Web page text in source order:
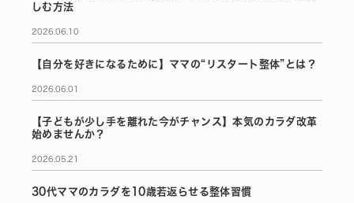
しむ方法
2026.06.10
【自分を好きになるために】ママの“リスタート整体”とは？
2026.06.01
【子どもが少し手を離れた今がチャンス】本気のカラダ改革
始めませんか？
2026.05.21
30代ママのカラダを10歳若返らせる整体習慣